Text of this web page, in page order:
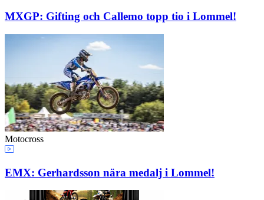
MXGP: Gifting och Callemo topp tio i Lommel!
Motocross
EMX: Gerhardsson nära medalj i Lommel!